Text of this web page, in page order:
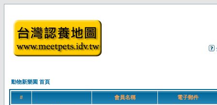
動物新樂園 首頁
# 會員名稱 電子郵件